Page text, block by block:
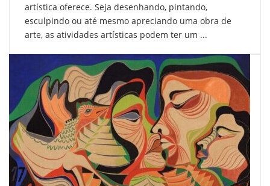
artística oferece. Seja desenhando, pintando,
esculpindo ou até mesmo apreciando uma obra de
arte, as atividades artísticas podem ter um ...